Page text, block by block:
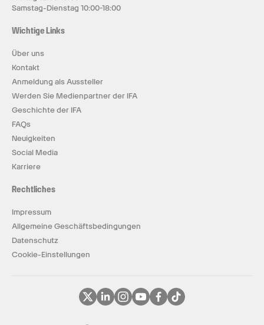
Samstag-Dienstag 10:00-18:00
Wichtige Links
Über uns
Kontakt
Anmeldung als Aussteller
Werden Sie Medienpartner der IFA
Geschichte der IFA
FAQs
Neuigkeiten
Social Media
Karriere
Rechtliches
Impressum
Allgemeine Geschäftsbedingungen
Datenschutz
Cookie-Einstellungen